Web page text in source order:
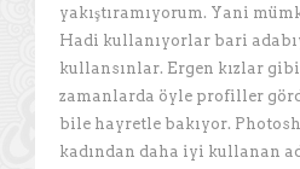
yakıştıramıyorum. Yani
Hadi kullanıyorlar bari
kullansınlar. Ergen kızlar
zamanlarda öyle profiller
bile hayretle bakıyor.
kadından daha iyi kullanan